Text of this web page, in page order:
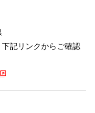
記リンクからご確認